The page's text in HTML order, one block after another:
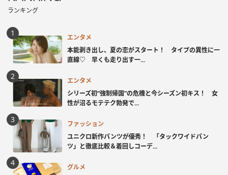
ランキング
エンタメ
本能剥き出し、夏の恋がスタート！ タイプの異性に一
直線♡ 早くも走り出す一...
エンタメ
シリーズ初“強制帰国”の危機と今シーズン初キス！ 女
性が沼るモテテク勃発で...
ファッション
ユニクロ新作パンツが優秀！ 「タックワイドパン
ツ」と徹底比較＆着回しコーデ...
グルメ